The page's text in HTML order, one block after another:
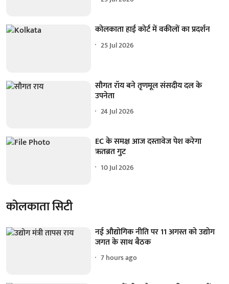
कोलकाता हाई कोर्ट में वकीलों का प्रदर्शन
25 Jul 2026
सौगत रॉय बने तृणमूल संसदीय दल के
उपनेता
24 Jul 2026
EC के समक्ष आज दस्तावेज पेश करेगा
ऋतब्रत गुट
10 Jul 2026
कोलकाता सिटी
नई औद्योगिक नीति पर 11 अगस्त को उद्योग
जगत के साथ बैठक
7 hours ago